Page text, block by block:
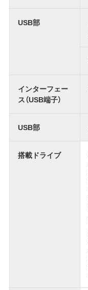
USB部
インターフェー
ス（USB端子）
USB部
搭載ドライブ